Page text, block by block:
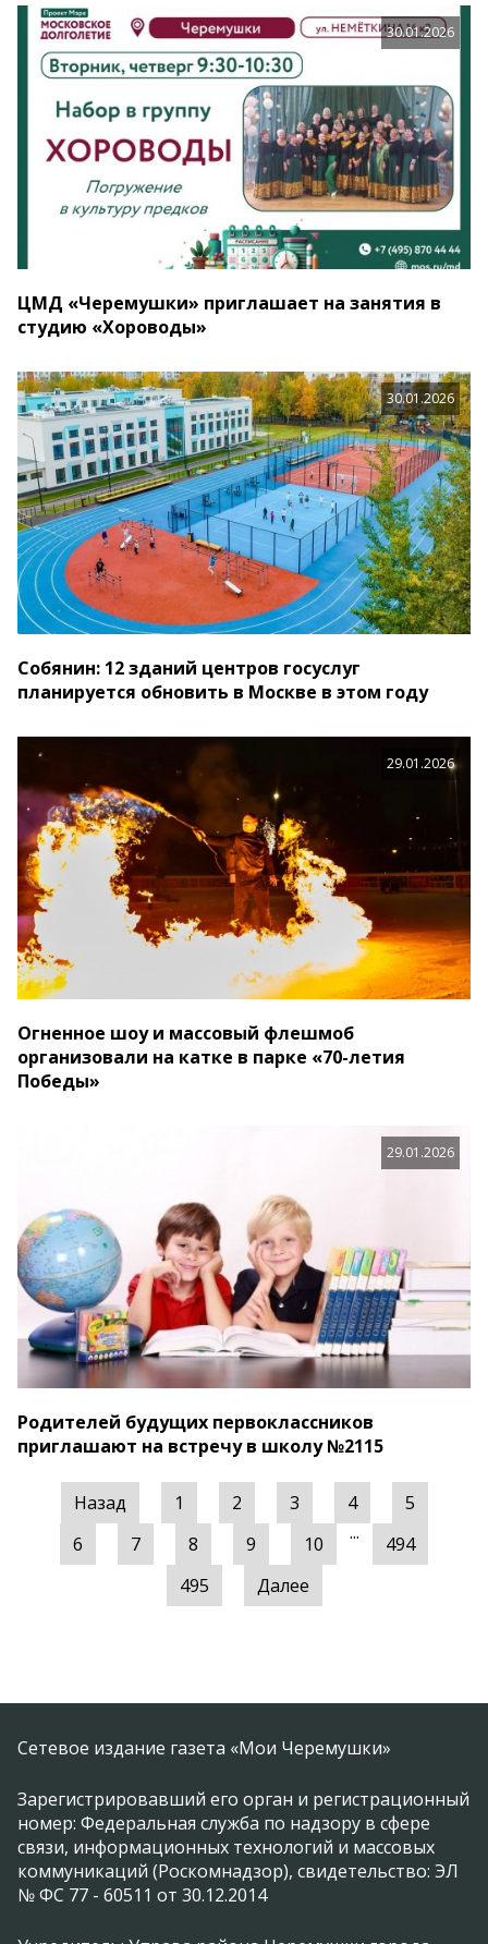
30.01.2026
ЦМД «Черемушки» приглашает на занятия в
студию «Хороводы»
30.01.2026
Собянин: 12 зданий центров госуслуг
планируется обновить в Москве в этом году
29.01.2026
Огненное шоу и массовый флешмоб
организовали на катке в парке «70-летия
Победы»
29.01.2026
Родителей будущих первоклассников
приглашают на встречу в школу №2115
Назад 1 2 3 4
5
6
7 8 9 10 ...
494
495
Далее
Сетевое издание газета «Мои Черемушки»
Зарегистрировавший его орган и регистрационный
номер: Федеральная служба по надзору в сфере
связи, информационных технологий и массовых
коммуникаций (Роскомнадзор), свидетельство: ЭЛ
№ ФС 77 - 60511 от 30.12.2014